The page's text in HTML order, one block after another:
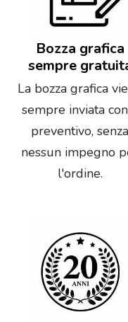
Bozza grafica
sempre
La bozza grafica
sempre inviata
preventivo, senza
nessun impegno
l'ordine.